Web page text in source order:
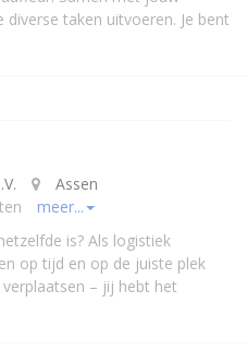
taken uitvoeren. Je bent
Assen
meer...
is? Als logistiek
op tijd en op de juiste plek
– jij hebt het